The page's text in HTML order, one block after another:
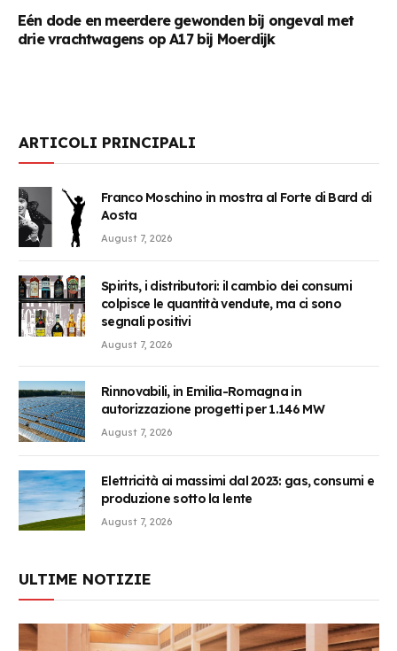
Eén dode en meerdere gewonden bij ongeval met
drie vrachtwagens op A17 bij Moerdijk
ARTICOLI PRINCIPALI
Franco Moschino in mostra al Forte di Bard di
Aosta
August 7, 2026
Spirits, i distributori: il cambio dei consumi
colpisce le quantità vendute, ma ci sono
segnali positivi
August 7, 2026
Rinnovabili, in Emilia-Romagna in
autorizzazione progetti per 1.146 MW
August 7, 2026
Elettricità ai massimi dal 2023: gas, consumi e
produzione sotto la lente
August 7, 2026
ULTIME NOTIZIE